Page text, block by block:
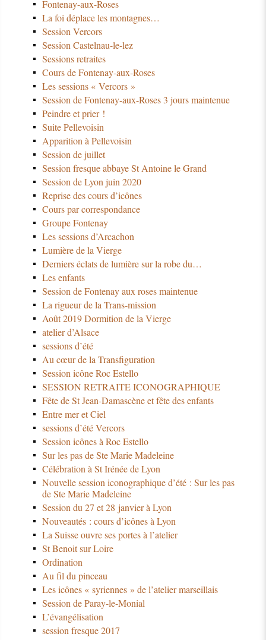
Fontenay-aux-Roses
La foi déplace les montagnes…
Session Vercors
Session Castelnau-le-lez
Sessions retraites
Cours de Fontenay-aux-Roses
Les sessions « Vercors »
Session de Fontenay-aux-Roses 3 jours maintenue
Peindre et prier !
Suite Pellevoisin
Apparition à Pellevoisin
Session de juillet
Session fresque abbaye St Antoine le Grand
Session de Lyon juin 2020
Reprise des cours d’icônes
Cours par correspondance
Groupe Fontenay
Les sessions d’Arcachon
Lumière de la Vierge
Derniers éclats de lumière sur la robe du…
Les enfants
Session de Fontenay aux roses maintenue
La rigueur de la Trans-mission
Août 2019 Dormition de la Vierge
atelier d’Alsace
sessions d’été
Au cœur de la Transfiguration
Session icône Roc Estello
SESSION RETRAITE ICONOGRAPHIQUE
Fête de St Jean-Damascène et fête des enfants
Entre mer et Ciel
sessions d’été Vercors
Session icônes à Roc Estello
Sur les pas de Ste Marie Madeleine
Célébration à St Irénée de Lyon
Nouvelle session iconographique d’été : Sur les pas
de Ste Marie Madeleine
Session du 27 et 28 janvier à Lyon
Nouveautés : cours d’icônes à Lyon
La Suisse ouvre ses portes à l’atelier
St Benoit sur Loire
Ordination
Au fil du pinceau
Les icônes « syriennes » de l’atelier marseillais
Session de Paray-le-Monial
L’évangélisation
session fresque 2017